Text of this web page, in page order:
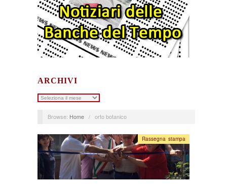
ARCHIVI
Archivi
Browse: Home / orto botanico
Rassegna stampa